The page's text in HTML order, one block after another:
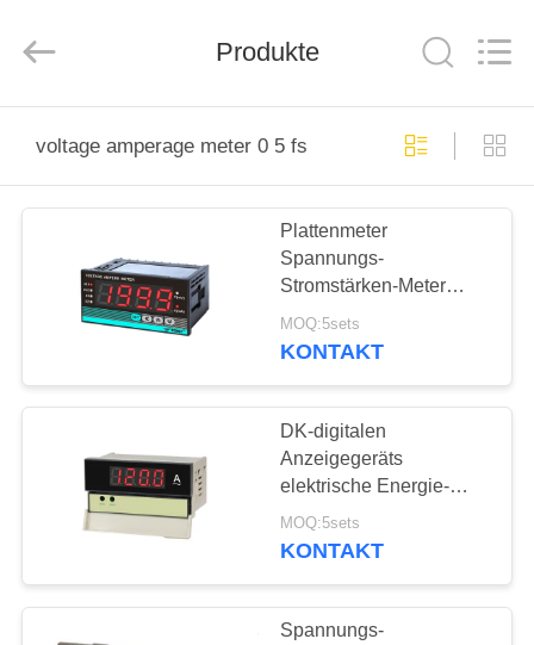
PRODUKTE
VIDEOS
SHOW
ÜBER
FABRIK-
AUSFLUG
Rights
Produkte
voltage amperage meter 0 5 fs
Plattenmeter
Spannungs-
Stromstärken-Meter
0.5%FS DL-Reihen-
4Digits LED-Anzeige
MOQ:5sets
KONTAKT
DK-digitalen
Anzeigegeräts
elektrische Energie-
Messgerät des
Spannungs-
MOQ:5sets
KONTAKT
Spannungs-